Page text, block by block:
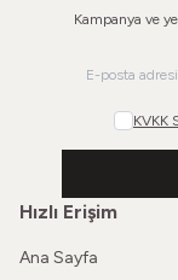
Kampanya ve
KVKK
Hızlı Erişim
Ana Sayfa